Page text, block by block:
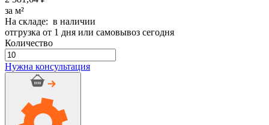
за м²
На складе: в наличии
отгрузка от 1 дня или самовывоз сегодня
Количество
Количество
товара
Рулон
Нужна консультация